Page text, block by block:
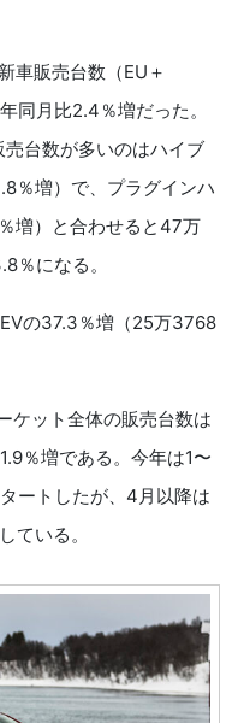
車販売台数（EU＋
同月比2.4％増だった。
台数が多いのはハイブ
％増）で、プラグインハ
増）と合わせると47万
％になる。
の37.3％増（25万3768
ケット全体の販売台数は
％増である。今年は1〜
ートしたが、4月以降は
ている。